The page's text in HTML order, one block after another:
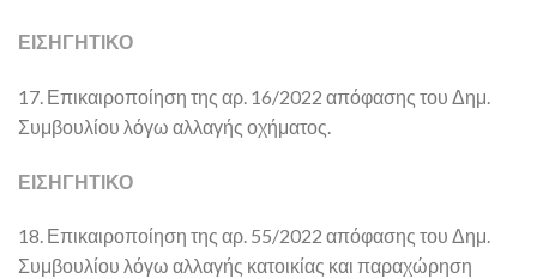
ΕΙΣΗΓΗΤΙΚΟ
17. Επικαιροποίηση της αρ. 16/2022 απόφασης του Δημ.
Συμβουλίου λόγω αλλαγής οχήματος.
ΕΙΣΗΓΗΤΙΚΟ
18. Επικαιροποίηση της αρ. 55/2022 απόφασης του Δημ.
Συμβουλίου λόγω αλλαγής κατοικίας και παραχώρηση